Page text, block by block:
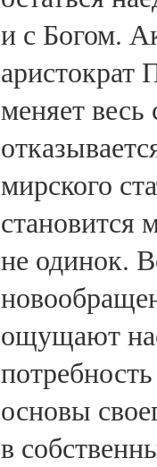
и с Богом.
аристократ
меняет
мирского
становится
не одинок.
ощущают
основы
в